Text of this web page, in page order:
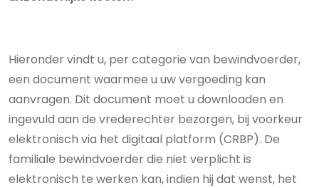
Hieronder vindt u, per categorie van bewindvoerder,
een document waarmee u uw vergoeding kan
aanvragen. Dit document moet u downloaden en
ingevuld aan de vrederechter bezorgen, bij voorkeur
elektronisch via het digitaal platform (CRBP). De
familiale bewindvoerder die niet verplicht is
elektronisch te werken kan, indien hij dat wenst, het